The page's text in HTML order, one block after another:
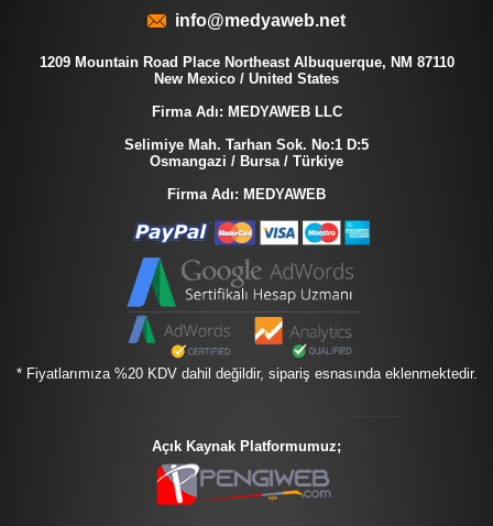
info@medyaweb.net
1209 Mountain Road Place Northeast Albuquerque, NM 87110
New Mexico / United States
Firma Adı: MEDYAWEB LLC
Selimiye Mah. Tarhan Sok. No:1 D:5
Osmangazi / Bursa / Türkiye
Firma Adı: MEDYAWEB
* Fiyatlarımıza %20 KDV dahil değildir, sipariş esnasında eklenmektedir.
Açık Kaynak Platformumuz;